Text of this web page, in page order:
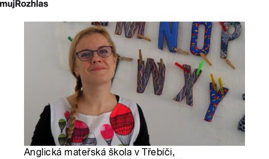
Anglická mateřská škola v Třebíči,